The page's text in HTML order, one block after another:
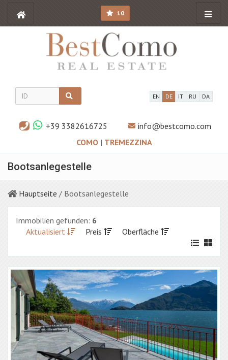
10
EN DE IT RU DA
+39 3382616725
info@bestcomo.com
COMO | TREMEZZINA
Bootsanlegestelle
Hauptseite / Bootsanlegestelle
Immobilien gefunden: 6
Aktualisiert
Preis Oberfläche